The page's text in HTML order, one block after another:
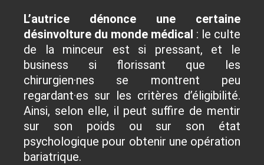
L’autrice dénonce une certaine
désinvolture du monde médical : le culte
de la minceur est si pressant, et le
business si florissant que les
chirurgien·nes se montrent peu
regardant·es sur les critères d’éligibilité.
Ainsi, selon elle, il peut suffire de mentir
sur son poids ou sur son état
psychologique pour obtenir une opération
bariatrique.